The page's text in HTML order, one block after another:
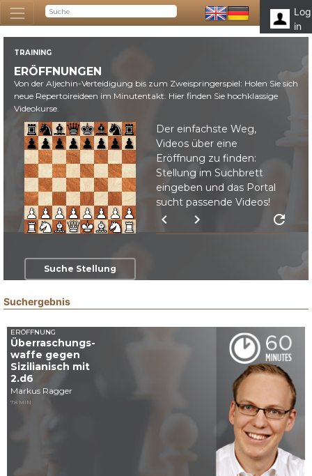
Log
in
TRAINING
ERÖFFNUNGEN
Von der Aljechin-Verteidigung bis zum Zweispringerspiel: Holen Sie sich
neue Repertoireideen im Minutentakt. Hier finden Sie hochklassige
Videokurse.
Suche Stellung
Der einfachste Weg,
Videos über eine
Eröffnung zu finden:
Stellung im Suchbrett
eingeben und das Portal
sucht passende Videos!
chevron_left chevron_right refresh
Suchergebnis
ERÖFFNUNG
Überraschungs-
waffe gegen
Sizilianisch mit
2.d6
Markus Ragger
78 MIN